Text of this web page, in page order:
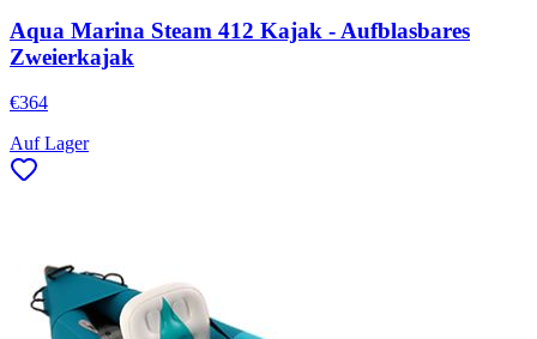
Aqua Marina Steam 412 Kajak - Aufblasbares
Zweierkajak
€364
Auf Lager